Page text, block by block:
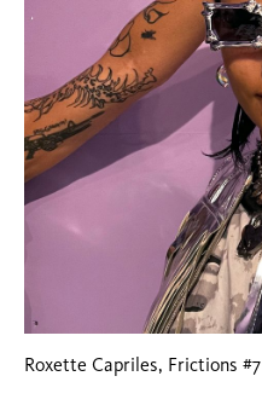
Roxette Capriles, Frictions #7